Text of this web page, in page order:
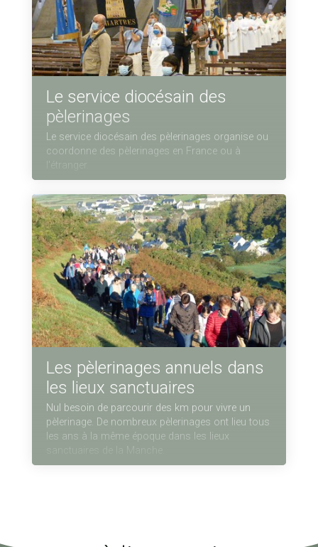
Le service diocésain des
pèlerinages
Le service diocésain des pèlerinages organise ou
coordonne des pèlerinages en France ou à
Les pèlerinages annuels dans
les lieux sanctuaires
Nul besoin de parcourir des km pour vivre un
pèlerinage. De nombreux pèlerinages ont lieu tous
les ans à la même époque dans les lieux